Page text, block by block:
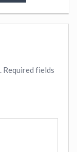
Required fields